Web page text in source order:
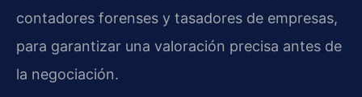
contadores forenses y tasadores de empresas,
para garantizar una valoración precisa antes de
la negociación.